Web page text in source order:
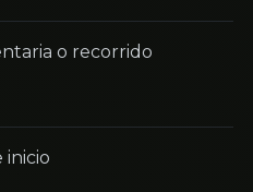
o recorrido
inicio